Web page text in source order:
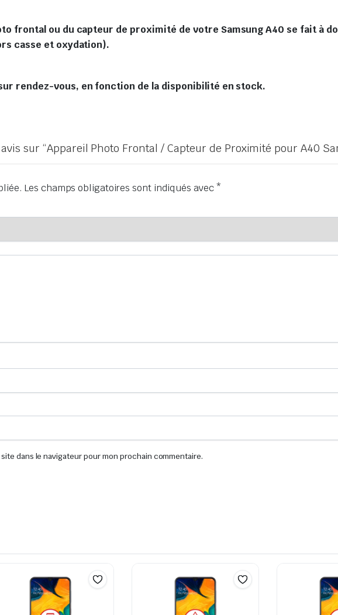
frontal ou du capteur de proximité de votre Samsung A40 se fait à
casse et oxydation).
rendez-vous, en fonction de la disponibilité en stock.
sur “Appareil Photo Frontal / Capteur de Proximité pour A40
Les champs obligatoires sont indiqués avec*
dans le navigateur pour mon prochain commentaire.